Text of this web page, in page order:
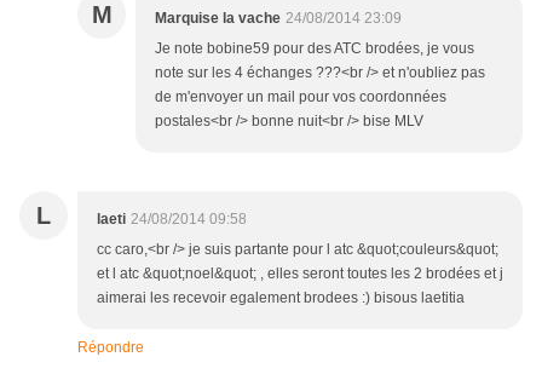
M Marquise la vache 24/08/2014 23:09
Je note bobine59 pour des ATC brodées, je vous
note sur les 4 échanges ???<br /> et n'oubliez pas
de m'envoyer un mail pour vos coordonnées
postales<br /> bonne nuit<br /> bise MLV
L laeti 24/08/2014 09:58
cc caro,<br /> je suis partante pour l atc &quot;couleurs&quot;
et l atc &quot;noel&quot; , elles seront toutes les 2 brodées et j
aimerai les recevoir egalement brodees :) bisous laetitia
Répondre